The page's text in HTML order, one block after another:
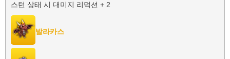
스턴 상태 시 대미지 리덕션 + 2
발라카스